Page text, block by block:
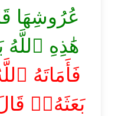
عُرُوشِهَا
هَٰذِهِ
فَأَمَاتَهُ
بَعَثَهُۥۖ